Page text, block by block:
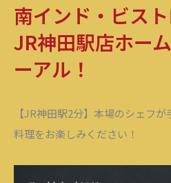
南インド・ビス
JR神田駅店ホー
ーアル！
【JR神田駅2分】本場のシェフ
料理をお楽しみください！